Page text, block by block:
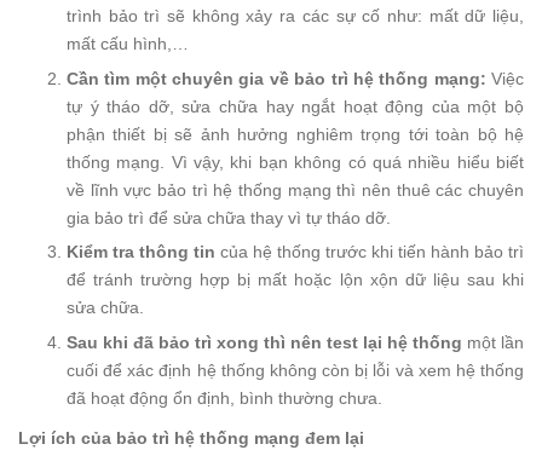
trình bảo trì sẽ không xảy ra các sự cố như: mất dữ liệu,
mất cấu hình,…
Cần tìm một chuyên gia về bảo trì hệ thống mạng: Việc
tự ý tháo dỡ, sửa chữa hay ngắt hoạt động của một bộ
phận thiết bị sẽ ảnh hưởng nghiêm trọng tới toàn bộ hệ
thống mạng. Vì vậy, khi bạn không có quá nhiều hiểu biết
về lĩnh vực bảo trì hệ thống mạng thì nên thuê các chuyên
gia bảo trì để sửa chữa thay vì tự tháo dỡ.
Kiểm tra thông tin của hệ thống trước khi tiến hành bảo trì
để tránh trường hợp bị mất hoặc lộn xộn dữ liệu sau khi
sửa chữa.
Sau khi đã bảo trì xong thì nên test lại hệ thống một lần
cuối để xác định hệ thống không còn bị lỗi và xem hệ thống
đã hoạt động ổn định, bình thường chưa.
Lợi ích của bảo trì hệ thống mạng đem lại